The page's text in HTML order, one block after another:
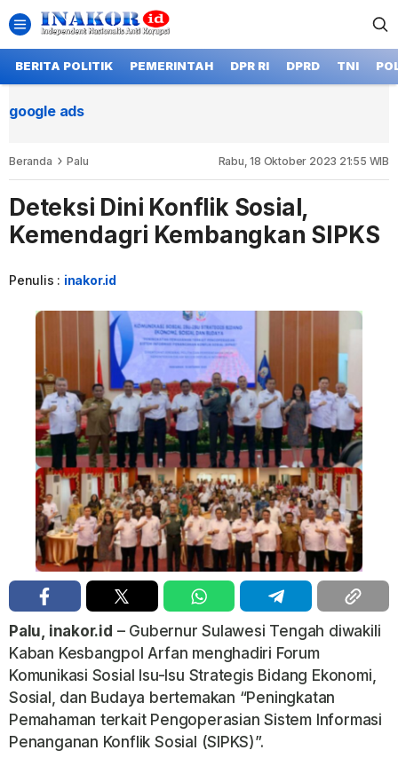
BERITA POLITIK PEMERINTAH DPR RI DPRD TNI
google ads
Beranda Palu Rabu, 18 Oktober 2023 21:55 WIB
Deteksi Dini Konflik Sosial,
Kemendagri Kembangkan SIPKS
Penulis : inakor.id
Palu, inakor.id – Gubernur Sulawesi Tengah diwakili
Kaban Kesbangpol Arfan menghadiri Forum
Komunikasi Sosial Isu-Isu Strategis Bidang Ekonomi,
Sosial, dan Budaya bertemakan “Peningkatan
Pemahaman terkait Pengoperasian Sistem Informasi
Penanganan Konflik Sosial (SIPKS)”.